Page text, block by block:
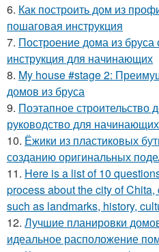
6. Как построить дом из
пошаговая инструкция
7. Построение дома из
инструкция для начинающих
8. My house #stage 2:
домов из бруса
9. Поэтапное строительство
руководство для начинающих
10. Ёжики из пластиковых
созданию оригинальных
11. Here is a list of 10
process about the city of
such as landmarks, history,
12. Лучшие планировки
идеальное расположение